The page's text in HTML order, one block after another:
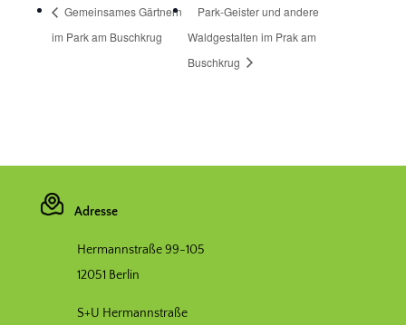
Gemeinsames Gärtnern
im Park am Buschkrug
Park-Geister und andere
Waldgestalten im Prak am
Buschkrug
Adresse
Hermannstraße 99-105
12051 Berlin
S+U Hermannstraße